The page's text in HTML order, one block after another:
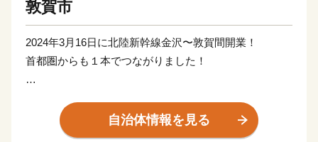
敦賀市
2024年3月16日に北陸新幹線金沢〜敦賀間開業！
首都圏からも１本でつながりました！
原」やラムサール条約湿地「中池見湿地」。
100年以上の歴史を誇り鉄道ファンの聖地ともされてい
自治体情報を見る